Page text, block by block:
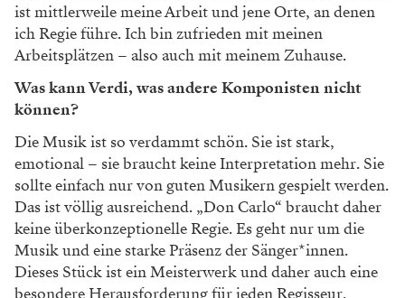
Natürlich. Man ist ausgebrannt. Man fühlt sich leer
gespielt von den schlechten Nachrichten um einen
herum. Manchmal will man seine sozialen Medien gar
nicht öffnen, weil es nichts Gutes gibt. Alles ist
schrecklich, noch schlimmer und noch schlimmer. Ich
lese eine Menge Nachrichten aus Russland, über den
Krieg, über Nawalny, über alles. Es wird schlimmer
und schlimmer und schlimmer. Das Gegenstück zu
diesen schlechten Nachrichten und schlechten Dingen
sind die Katzen auf Instagram. Katzen und schlechte
Nachrichten, das ist unsere Online-Welt.